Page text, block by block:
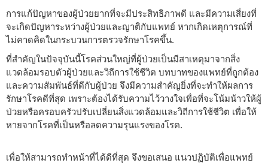
การแก้ปัญหาของผู้ป่วยยากที่จะมีประสิทธิภาพดี และมีความเสี่ยงที่
จะเกิดปัญหาระหว่างผู้ป่วยและญาติกับแพทย์ หากเกิดเหตุการณ์ที่
ไม่คาดคิดในกระบวนการตรวจรักษาโรคขึ้น.
ที่สำคัญในปัจจุบันนี้โรคส่วนใหญ่ที่ผู้ป่วยเป็นมีสาเหตุมาจากสิ่ง
แวดล้อมรอบตัวผู้ป่วยและวิถีการใช้ชีวิต บทบาทของแพทย์ที่ถูกต้อง
และความสัมพันธ์ที่ดีกับผู้ป่วย จึงมีความสำคัญยิ่งที่จะทำให้ผลการ
รักษาโรคดีที่สุด เพราะต้องได้รับความไว้วางใจเพื่อที่จะโน้มน้าวให้ผู้
ป่วยหรือครอบครัวปรับเปลี่ยนสิ่งแวดล้อมและวิถีการใช้ชีวิต เพื่อให้
หายจากโรคที่เป็นหรือลดความรุนแรงของโรค.
เพื่อให้สามารถทำหน้าที่ได้ดีที่สุด จึงขอเสนอ แนวปฏิบัติเพื่อแพทย์